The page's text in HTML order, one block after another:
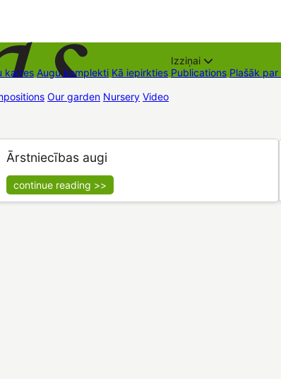
kartes Augu komplekti Kā iepirkties
Izziņai
Publications Plašāk
Our garden Nursery Video
Ārstniecības augi
continue reading >>